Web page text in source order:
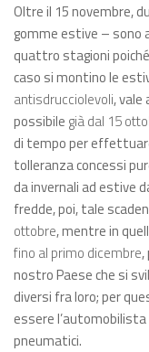
Oltre il 15 novembre,
gomme estive – sono
quattro stagioni
caso si montino le
antisdrucciolevoli, vale
possibile già dal 15
di tempo per
tolleranza concessi
da invernali ad estive
fredde, poi, tale
ottobre, mentre in
fino al primo dicembre,
nostro Paese che si
diversi fra loro; per
essere
pneumatici.